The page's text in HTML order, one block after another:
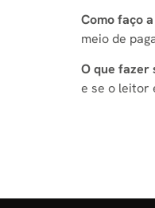
Como faço
meio de
O que fazer
e se o leitor